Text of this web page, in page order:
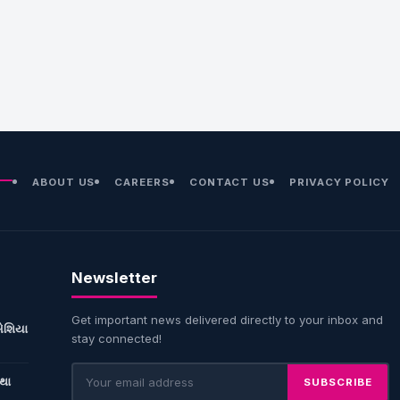
ABOUT US CAREERS CONTACT US PRIVACY POLICY
Newsletter
Get important news delivered directly to your inbox and
stay connected!
SUBSCRIBE